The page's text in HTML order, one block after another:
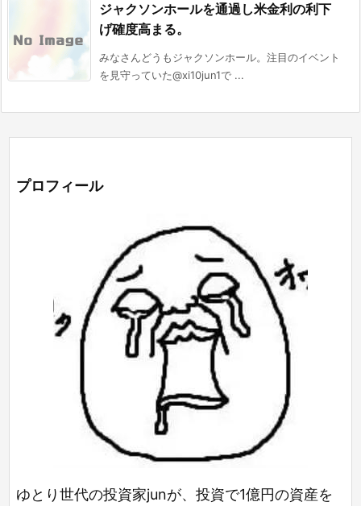
ジャクソンホールを通過し米金利の利下
げ確度高まる。
みなさんどうもジャクソンホール。注目のイベント
を見守っていた@xi10jun1で ...
プロフィール
ゆとり世代の投資家junが、投資で1億円の資産を